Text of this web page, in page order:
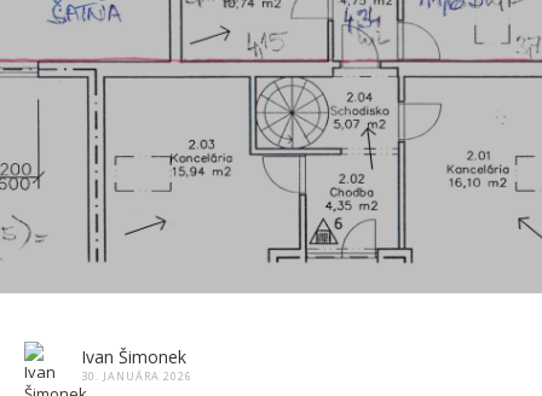
Ivan Šimonek
30. JANUÁRA 2026